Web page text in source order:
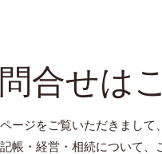
合せは
ージをご覧いただきまし
帳・経営・相続について